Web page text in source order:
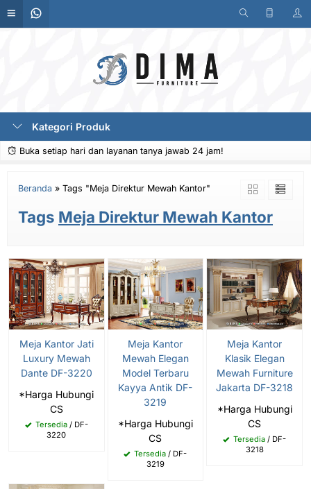
Kategori Produk
Buka setiap hari dan layanan tanya jawab 24 jam!
Beranda » Tags "Meja Direktur Mewah Kantor"
Tags Meja Direktur Mewah Kantor
Meja Kantor Jati
Luxury Mewah
Dante DF-3220
*Harga Hubungi
CS
Tersedia/ DF-
3220
Meja Kantor
Mewah Elegan
Model Terbaru
Kayya Antik DF-
3219
*Harga Hubungi
CS
Tersedia / DF-
3219
Meja Kantor
Klasik Elegan
Mewah Furniture
Jakarta DF-3218
*Harga Hubungi
CS
Tersedia / DF-
3218